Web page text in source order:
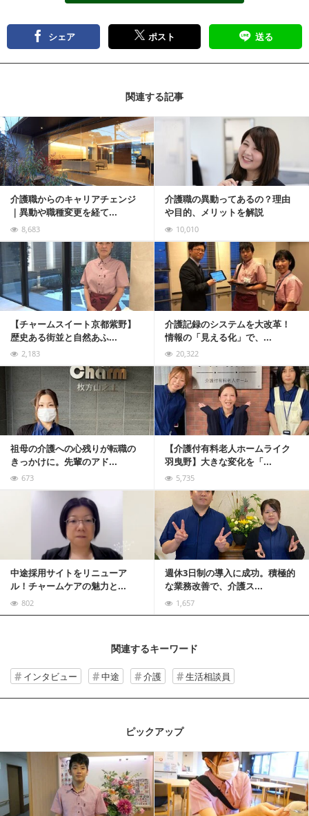
シェア ポスト 送る
関連する記事
介護職からのキャリアチェンジ
｜異動や職種変更を経て...
8,683
介護職の異動ってあるの？理由
や目的、メリットを解説
10,010
記事を読む
【チャームスイート京都紫野】
歴史ある街並と自然あふ...
2,183
介護記録のシステムを大改革！
情報の「見える化」で、...
20,322
記事を読む
祖母の介護への心残りが転職の
きっかけに。先輩のアド...
673
【介護付有料老人ホームライク
羽曳野】大きな変化を「...
5,735
記事を読む
中途採用サイトをリニューア
ル！チャームケアの魅力と...
802
週休3日制の導入に成功。積極的
な業務改善で、介護ス...
1,657
関連するキーワード
インタビュー 中途 介護 生活相談員
ピックアップ
記事を読む